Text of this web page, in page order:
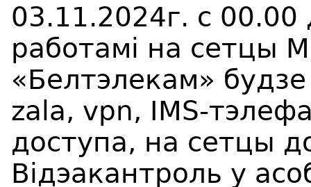
03.11.2024г. c 00.00
работамі на сетцы
«Белтэлекам»
zala, vpn, IMS-
доступа, на сетцы
Вiдэакантроль у